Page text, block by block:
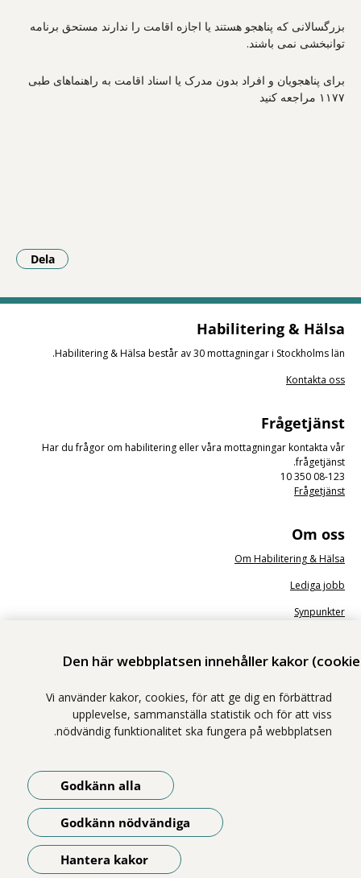
Den här webbplatsen innehåller kakor
Vi använder kakor, cookies, för att ge dig en förbättrad
upplevelse, sammanställa statistik och för att viss
nödvändig funktionalitet ska fungera på webbplatsen.
Godkänn alla
Godkänn nödvändiga
Hantera kakor
بزرگسالانی که پناهجو هستند یا اجازه اقامت را ندارند مستحق برنامه
توانبخشی نمی باشند.
برای پناهجویان و افراد بدون مدرک یا اسناد اقامت به راهنماهای طبی
۱۱۷۷ مراجعه کنید
Dela
- Klicka för att öppna delningsalternativ.
Habilitering & Hälsa
Habilitering & Hälsa består av 30 mottagningar i Stockholms län.
Kontakta oss
Frågetjänst
Har du frågor om habilitering eller våra mottagningar kontakta vår
frågetjänst.
08-123 350 10
Frågetjänst
Om oss
Om Habilitering & Hälsa
Lediga jobb
Synpunkter
Samtliga bilder på webbplatsen är tagna av fotograf Yanan Li om inget